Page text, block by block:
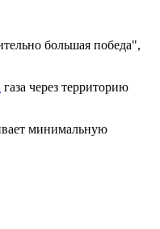
большая победа",
газа через территорию
минимальную